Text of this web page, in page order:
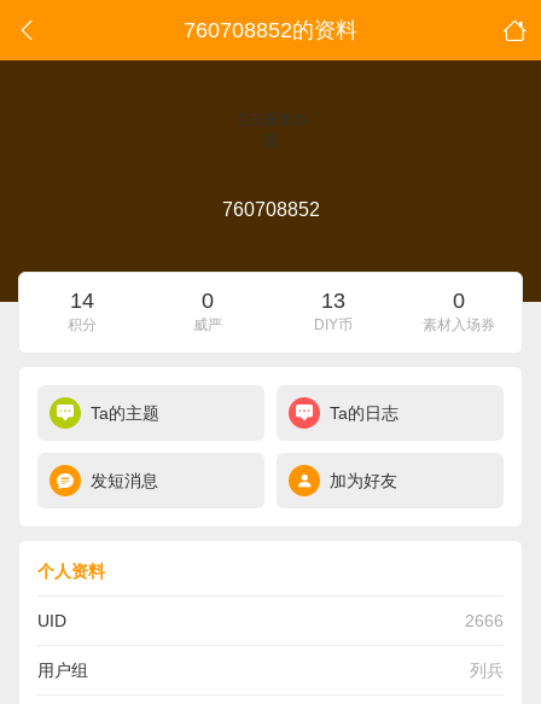
760708852的资料
点击重新加
载
760708852
14
积分
0
威严
13
DIY币
0
素材入场券
Ta的主题 Ta的日志
发短消息 加为好友
个人资料
UID 2666
用户组 列兵